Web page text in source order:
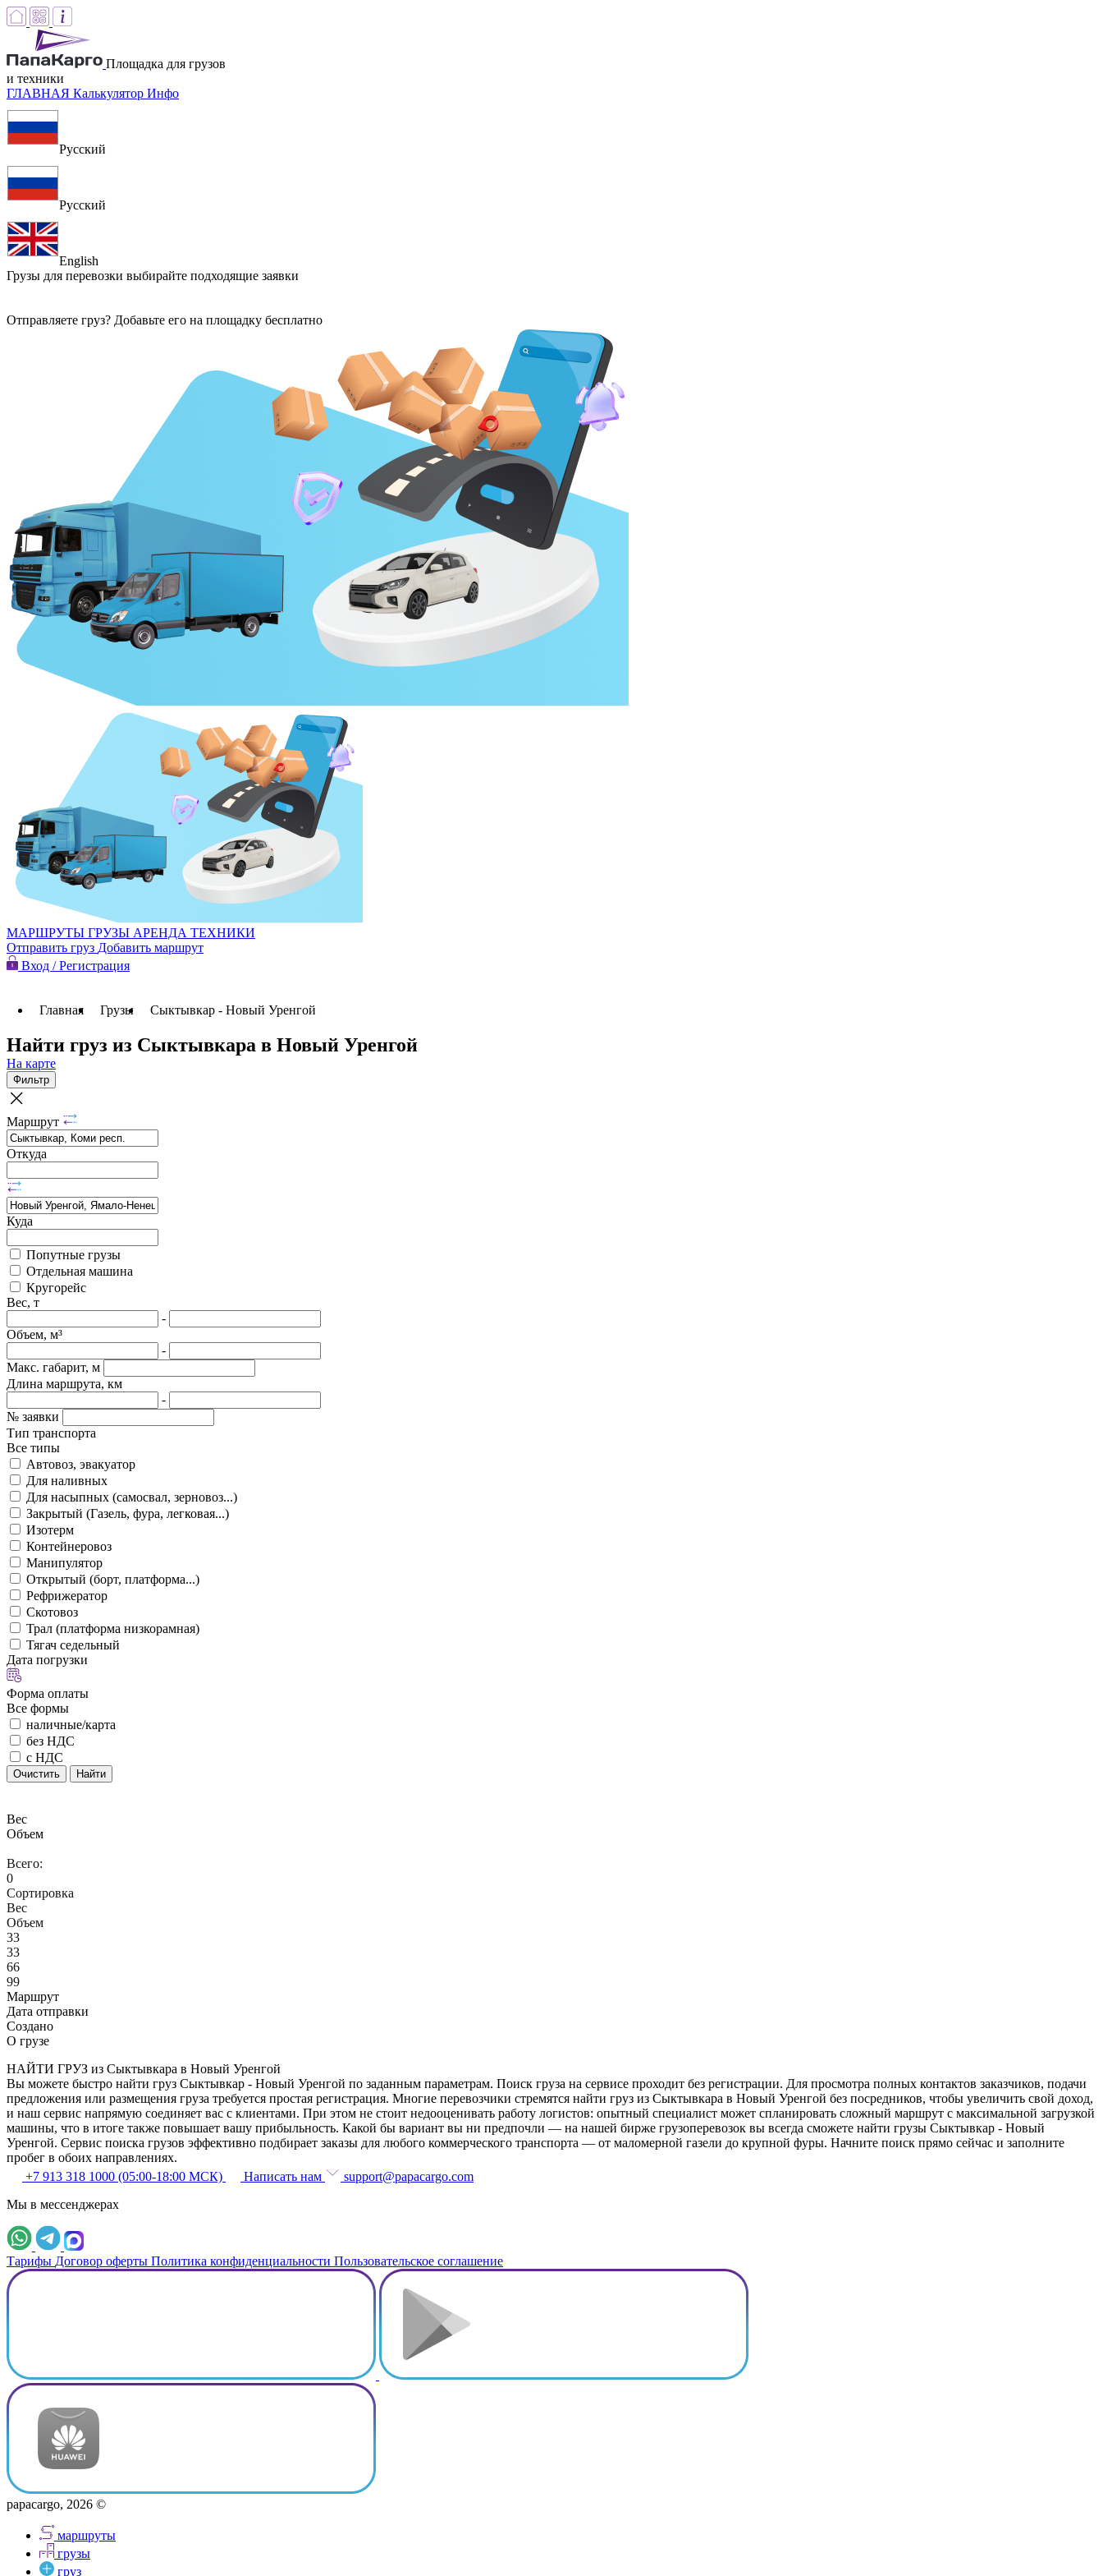
Площадка для грузов
и техники
ГЛАВНАЯ Калькулятор Инфо
Русский
Русский
English
Грузы для перевозки выбирайте подходящие заявки
Отправляете груз? Добавьте его на площадку бесплатно
МАРШРУТЫ ГРУЗЫ АРЕНДА ТЕХНИКИ
Отправить груз Добавить маршрут
Вход / Регистрация
Главная Грузы Сыктывкар - Новый Уренгой
Найти груз из Сыктывкара в Новый Уренгой
На карте
Фильтр
Маршрут
Откуда
Куда
Попутные грузы
Отдельная машина
Кругорейс
Вес, т
-
Объем, м³
-
Макс. габарит, м
Длина маршрута, км
-
№ заявки
Тип транспорта
Все типы
Автовоз, эвакуатор
Для наливных
Для насыпных (самосвал, зерновоз...)
Закрытый (Газель, фура, легковая...)
Изотерм
Контейнеровоз
Манипулятор
Открытый (борт, платформа...)
Рефрижератор
Скотовоз
Трал (платформа низкорамная)
Тягач седельный
Дата погрузки
Форма оплаты
Все формы
наличные/карта
без НДС
с НДС
Очистить Найти
Вес
Объем
Всего:
0
Сортировка
Вес
Объем
33
33
66
99
Маршрут
Дата отправки
Создано
О грузе
НАЙТИ ГРУЗ из Сыктывкара в Новый Уренгой
Вы можете быстро найти груз Сыктывкар - Новый Уренгой по заданным параметрам. Поиск груза на сервисе проходит без регистрации. Для просмотра полных контактов заказчиков, подачи
предложения или размещения груза требуется простая регистрация. Многие перевозчики стремятся найти груз из Сыктывкара в Новый Уренгой без посредников, чтобы увеличить свой доход,
и наш сервис напрямую соединяет вас с клиентами. При этом не стоит недооценивать работу логистов: опытный специалист может спланировать сложный маршрут с максимальной загрузкой
машины, что в итоге также повышает вашу прибыльность. Какой бы вариант вы ни предпочли — на нашей бирже грузоперевозок вы всегда сможете найти грузы Сыктывкар - Новый
Уренгой. Сервис поиска грузов эффективно подбирает заказы для любого коммерческого транспорта — от маломерной газели до крупной фуры. Начните поиск прямо сейчас и заполните
пробег в обоих направлениях.
+7 913 318 1000 (05:00-18:00 МСК)
Написать нам
support@papacargo.com
Мы в мессенджерах
Тарифы Договор оферты Политика конфиденциальности Пользовательское соглашение
papacargo, 2026 ©
маршруты
грузы
груз